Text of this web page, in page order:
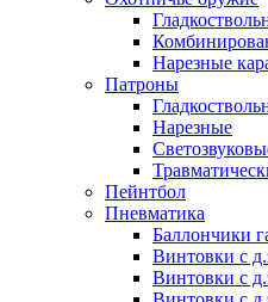
Нарезные
Патроны
Нарезные
Пейнтбол
Пневматика
Баллончики
Винтовки с
Винтовки с